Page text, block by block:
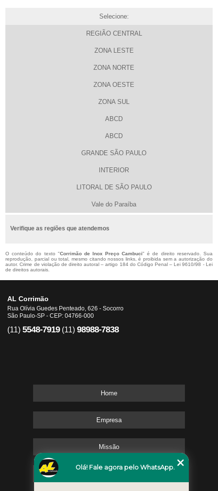
Selecione:
REGIÃO CENTRAL
ZONA LESTE
ZONA NORTE
ZONA OESTE
ZONA SUL
ABCD
ABCD
GRANDE SÃO PAULO
INTERIOR
LITORAL DE SÃO PAULO
Vale do Paraíba
Verifique as regiões que atendemos
O conteúdo do texto "Corrimão de Inox Preço Cambuci" é de direito reservado. Sua
reprodução, parcial ou total, mesmo citando nossos links, é proibida sem a autorização do
autor. Crime de violação de direito autoral – artigo 184 do Código Penal – Lei 9610/98 - Lei
de direitos autorais.
AL Corrimão
Rua Olívia Guedes Penteado, 626 - Socorro
São Paulo-SP - CEP: 04766-000
(11) 5548-7919 (11) 98988-7838
Home
Empresa
Missão
Olá! Fale agora pelo WhatsApp.